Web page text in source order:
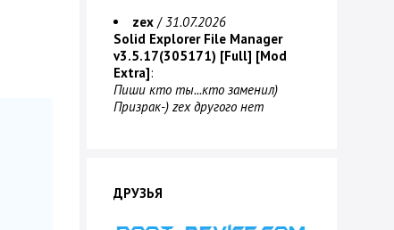
zex /31.07.2026
Solid Explorer File Manager
v3.5.17(305171) [Full] [Mod
Extra]:
Пиши кто ты...кто заменил)
Призрак-) zex другого нет
ДРУЗЬЯ